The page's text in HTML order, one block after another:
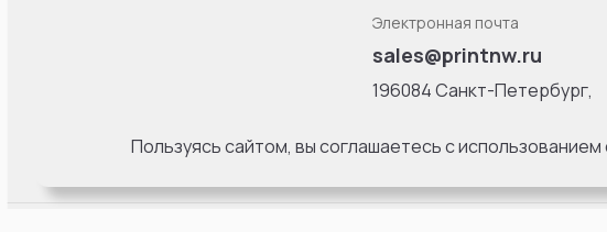
Электронная почта
sales@printnw.ru
196084 Санкт-Петербург,
литерa Б, офис 8 с 10:00 до
Пользуясь сайтом, вы соглашаетесь с